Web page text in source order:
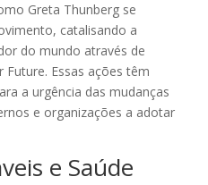
Greta Thunberg se
catalisando a
do mundo através de
Essas ações têm
a urgência das mudanças
e organizações a adotar
e Saúde